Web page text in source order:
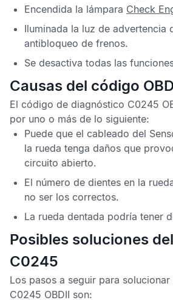
Encendida la lámpara Check
Iluminada la luz de advertencia
antibloqueo de frenos.
Se desactiva todas las
Causas del código
El código de diagnóstico C0245
por uno o más de lo siguiente:
Puede que el cableado del
la rueda tenga daños que
circuito abierto.
El número de dientes en la
no ser los correctos.
La rueda dentada podría tener
Posibles soluciones
C0245
Los pasos a seguir para solucionar
C0245 OBDII son: